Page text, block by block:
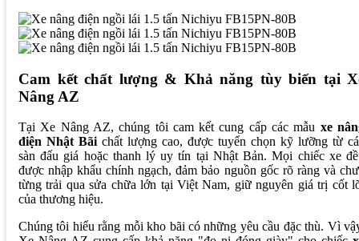
Cam kết chất lượng & Khả năng tùy biến tại
Nâng AZ
Tại Xe Nâng AZ, chúng tôi cam kết cung cấp các mẫu xe
điện Nhật Bãichất lượng cao, được tuyển chọn kỹ lưỡng từ
sàn đấu giá hoặc thanh lý uy tín tại Nhật Bản. Mọi chiếc xe
được nhập khẩu chính ngạch, đảm bảo nguồn gốc rõ ràng và
từng trải qua sửa chữa lớn tại Việt Nam, giữ nguyên giá trị cốt
của thương hiệu.
Chúng tôi hiểu rằng mỗi kho bãi có những yêu cầu đặc thù. Vì